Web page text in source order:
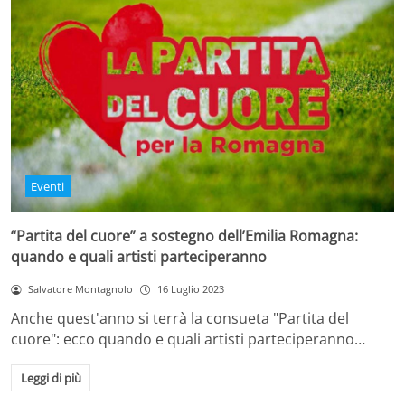
Eventi
“Partita del cuore” a sostegno dell’Emilia Romagna:
quando e quali artisti parteciperanno
Salvatore Montagnolo 16 Luglio 2023
Anche quest'anno si terrà la consueta "Partita del
cuore": ecco quando e quali artisti parteciperanno…
Leggi di più